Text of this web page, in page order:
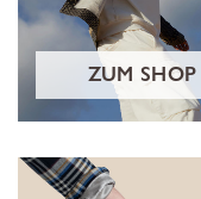
ZUM SHOP